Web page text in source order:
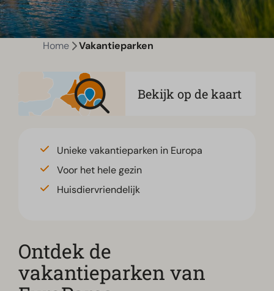
Home Vakantieparken
Bekijk op de kaart
Unieke vakantieparken in Europa
Voor het hele gezin
Huisdiervriendelijk
Ontdek de
vakantieparken van